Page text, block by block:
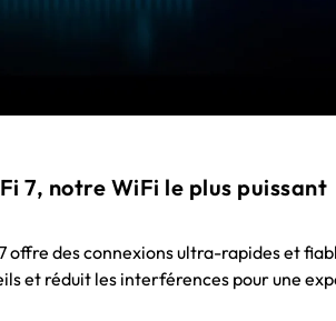
7, notre WiFi le plus puissant
offre des connexions ultra-rapides et
et réduit les interférences pour une